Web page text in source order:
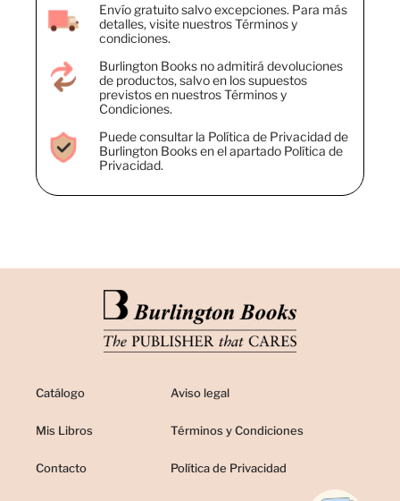
Envío gratuito salvo excepciones. Para más
detalles, visite nuestros Términos y
condiciones.
Burlington Books no admitirá devoluciones
de productos, salvo en los supuestos
previstos en nuestros Términos y
Condiciones.
Puede consultar la Política de Privacidad de
Burlington Books en el apartado Política de
Privacidad.
Catálogo
Mis Libros
Contacto
Aviso legal
Términos y Condiciones
Política de Privacidad